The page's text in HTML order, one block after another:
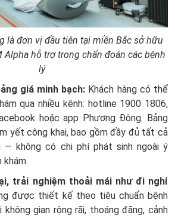
là đơn vị đầu tiên tại miền Bắc sở hữu
Alpha hỗ trợ trong chẩn đoán các bệnh
lý
giá minh bạch: Khách hàng có thể
qua nhiều kênh: hotline 1900 1806,
hoặc app Phương Đông. Bảng
yết công khai, bao gồm đầy đủ tất cả
— không có chi phí phát sinh ngoài ý
khám.
trải nghiệm thoải mái như đi nghỉ
được thiết kế theo tiêu chuẩn bệnh
gian rộng rãi, thoáng đãng, cảnh